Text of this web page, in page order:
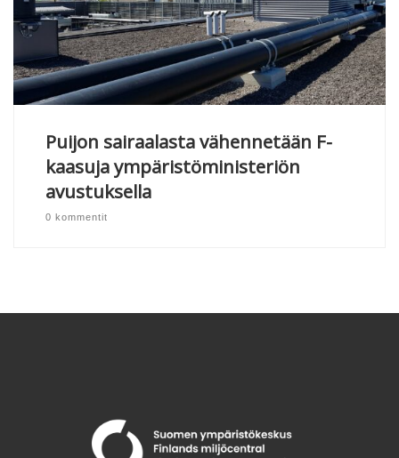
Puijon sairaalasta vähennetään F-
kaasuja ympäristöministeriön
avustuksella
0 kommentit